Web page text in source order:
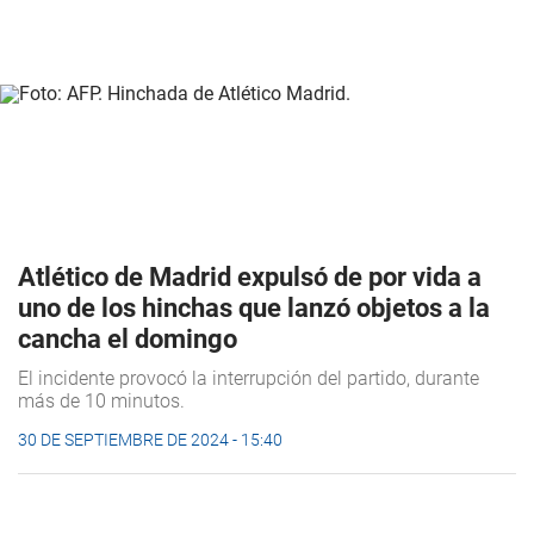
Atlético de Madrid expulsó de por vida a
uno de los hinchas que lanzó objetos a la
cancha el domingo
El incidente provocó la interrupción del partido, durante
más de 10 minutos.
30 DE SEPTIEMBRE DE 2024 - 15:40